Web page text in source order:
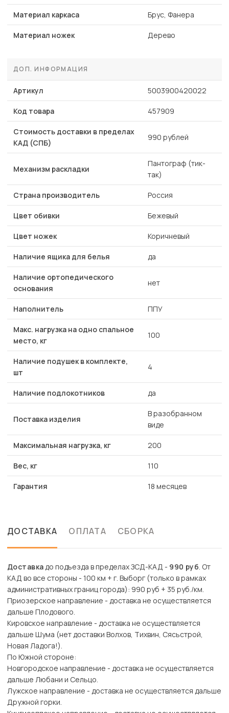
Материал каркаса Брус, Фанера
Материал ножек Дерево
ДОП. ИНФОРМАЦИЯ
Артикул 5003900420022
Код товара 457909
Стоимость доставки в пределах
КАД (СПБ)
990 рублей
Механизм раскладки
Пантограф (тик-
так)
Страна производитель Россия
Цвет обивки Бежевый
Цвет ножек Коричневый
Наличие ящика для белья да
Наличие ортопедического
основания
нет
Наполнитель ППУ
Макс. нагрузка на одно спальное
место, кг
100
Наличие подушек в комплекте,
шт
4
Наличие подлокотников да
Поставка изделия
В разобранном
виде
Максимальная нагрузка, кг 200
Вес, кг 110
Гарантия 18 месяцев
ДОСТАВКА ОПЛАТА СБОРКА
Доставкадо подъезда в пределах ЗСД-КАД - 990 руб. От
КАД во все стороны - 100 км + г. Выборг (только в рамках
административных границ города): 990 руб + 35 руб./км.
Приозерское направление - доставка не осуществляется
дальше Плодового.
Кировское направление - доставка не осуществляется
дальше Шума (нет доставки Волхов, Тихвин, Сясьстрой,
Новая Ладога!).
По Южной стороне:
Новгородское направление - доставка не осуществляется
дальше Любани и Сельцо.
Лужское направление - доставка не осуществляется дальше
Дружной горки.